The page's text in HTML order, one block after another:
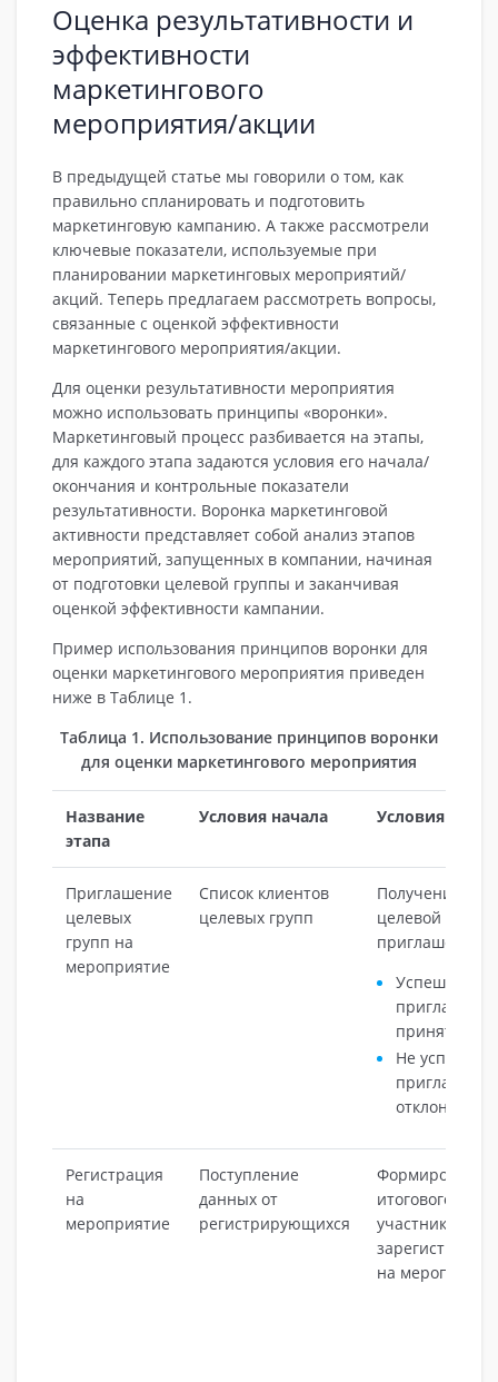
Оценка результативности и
эффективности
маркетингового
мероприятия/акции
В предыдущей статье мы говорили о том, как
правильно спланировать и подготовить
маркетинговую кампанию. А также рассмотрели
ключевые показатели, используемые при
планировании маркетинговых мероприятий/
акций. Теперь предлагаем рассмотреть вопросы,
связанные с оценкой эффективности
маркетингового мероприятия/акции.
Для оценки результативности мероприятия
можно использовать принципы «воронки».
Маркетинговый процесс разбивается на этапы,
для каждого этапа задаются условия его начала/
окончания и контрольные показатели
результативности. Воронка маркетинговой
активности представляет собой анализ этапов
мероприятий, запущенных в компании, начиная
от подготовки целевой группы и заканчивая
оценкой эффективности кампании.
Пример использования принципов воронки для
оценки маркетингового мероприятия приведен
ниже в Таблице 1.
Таблица 1. Использование принципов воронки
для оценки маркетингового мероприятия
Название
этапа
Условия начала Условия
Приглашение
целевых
групп на
мероприятие
Список клиентов
целевых групп
Получение
целевой
приглашения:
Успешно:
принято.
Не успешно:
отклонено.
Регистрация
на
мероприятие
Поступление
данных от
регистрирующихся
Формирование
итогового
участников,
на